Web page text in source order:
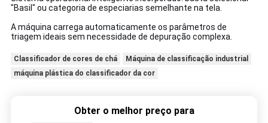
"Basil" ou categoria de especiarias semelhante na tela.
A máquina carrega automaticamente os parâmetros de
triagem ideais sem necessidade de depuração complexa.
Classificador de cores de chá
Máquina de classificação industrial
máquina plástica do classificador da cor
Obter o melhor preço para